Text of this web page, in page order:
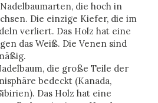
die hoch in
Die einzige Kiefer, die im
verliert. Das Holz hat eine
das Weiß. Die Venen sind
die große Teile der
bedeckt (Kanada,
Das Holz hat eine